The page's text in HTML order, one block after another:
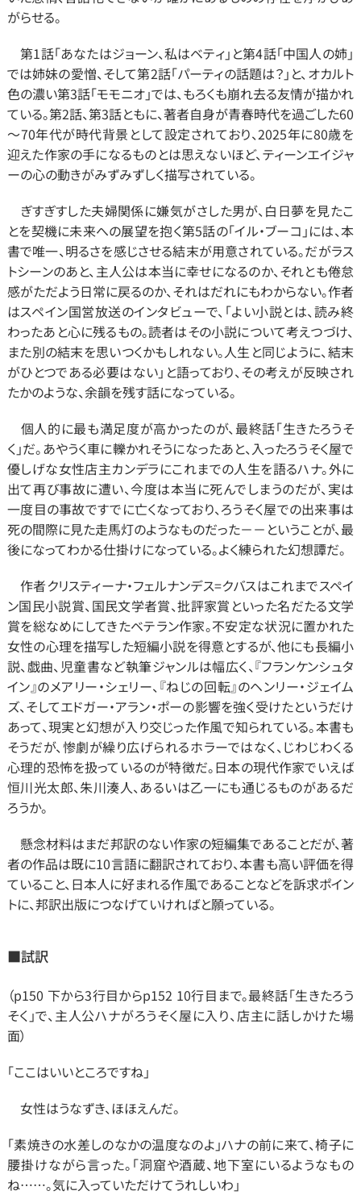
がらせる。
第1話「あなたはジョーン、私はベティ」と第4話「中国人の姉」
では姉妹の愛憎、そして第2話「パーティの話題は？」と、オカルト
色の濃い第3話「モモニオ」では、もろくも崩れ去る友情が描かれ
ている。第2話、第3話ともに、著者自身が青春時代を過ごした60
～70年代が時代背景として設定されており、2025年に80歳を
迎えた作家の手になるものとは思えないほど、ティーンエイジャ
ーの心の動きがみずみずしく描写されている。
ぎすぎすした夫婦関係に嫌気がさした男が、白日夢を見たこ
とを契機に未来への展望を抱く第5話の「イル・ブーコ」には、本
書で唯一、明るさを感じさせる結末が用意されている。だがラス
トシーンのあと、主人公は本当に幸せになるのか、それとも倦怠
感がただよう日常に戻るのか、それはだれにもわからない。作者
はスペイン国営放送のインタビューで、「よい小説とは、読み終
わったあと心に残るもの。読者はその小説について考えつづけ、
また別の結末を思いつくかもしれない。人生と同じように、結末
がひとつである必要はない」と語っており、その考えが反映され
たかのような、余韻を残す話になっている。
個人的に最も満足度が高かったのが、最終話「生きたろうそ
く」だ。あやうく車に轢かれそうになったあと、入ったろうそく屋で
優しげな女性店主カンデラにこれまでの人生を語るハナ。外に
出て再び事故に遭い、今度は本当に死んでしまうのだが、実は
一度目の事故ですでに亡くなっており、ろうそく屋での出来事は
死の間際に見た走馬灯のようなものだった－－ということが、最
後になってわかる仕掛けになっている。よく練られた幻想譚だ。
作者クリスティーナ・フェルナンデス=クバスはこれまでスペイ
ン国民小説賞、国民文学者賞、批評家賞といった名だたる文学
賞を総なめにしてきたベテラン作家。不安定な状況に置かれた
女性の心理を描写した短編小説を得意とするが、他にも長編小
説、戯曲、児童書など執筆ジャンルは幅広く、『フランケンシュタ
イン』のメアリー・シェリー、『ねじの回転』のヘンリー・ジェイム
ズ、そしてエドガー・アラン・ポーの影響を強く受けたというだけ
あって、現実と幻想が入り交じった作風で知られている。本書も
そうだが、惨劇が繰り広げられるホラーではなく、じわじわくる
心理的恐怖を扱っているのが特徴だ。日本の現代作家でいえば
恒川光太郎、朱川湊人、あるいは乙一にも通じるものがあるだ
ろうか。
懸念材料はまだ邦訳のない作家の短編集であることだが、著
者の作品は既に10言語に翻訳されており、本書も高い評価を得
ていること、日本人に好まれる作風であることなどを訴求ポイン
トに、邦訳出版につなげていければと願っている。
■試訳
（p150 下から3行目からp152 10行目まで。最終話「生きたろう
そく」で、主人公ハナがろうそく屋に入り、店主に話しかけた場
面）
「ここはいいところですね」
女性はうなずき、ほほえんだ。
「素焼きの水差しのなかの温度なのよ」ハナの前に来て、椅子に
腰掛けながら言った。「洞窟や酒蔵、地下室にいるようなもの
ね……。気に入っていただけてうれしいわ」